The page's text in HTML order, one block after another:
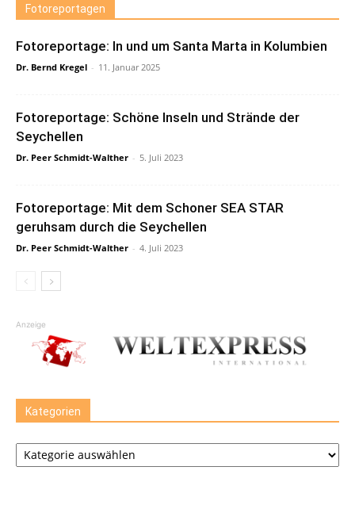
Fotoreportagen
Fotoreportage: In und um Santa Marta in Kolumbien
Dr. Bernd Kregel - 11. Januar 2025
Fotoreportage: Schöne Inseln und Strände der
Seychellen
Dr. Peer Schmidt-Walther - 5. Juli 2023
Fotoreportage: Mit dem Schoner SEA STAR
geruhsam durch die Seychellen
Dr. Peer Schmidt-Walther - 4. Juli 2023
Anzeige
Kategorien
Kategorien